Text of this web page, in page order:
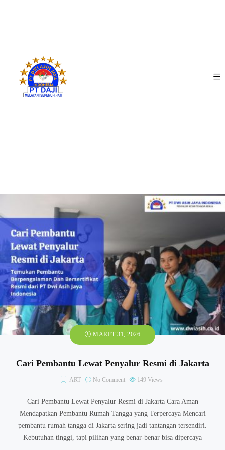
MARET 31, 2026
Cari Pembantu Lewat Penyalur Resmi di Jakarta
ART No Comment 149 Views
Cari Pembantu Lewat Penyalur Resmi di Jakarta Cara Aman
Mendapatkan Pembantu Rumah Tangga yang Terpercaya Mencari
pembantu rumah tangga di Jakarta sering jadi tantangan tersendiri.
Kebutuhan tinggi, tapi pilihan yang benar-benar bisa dipercaya